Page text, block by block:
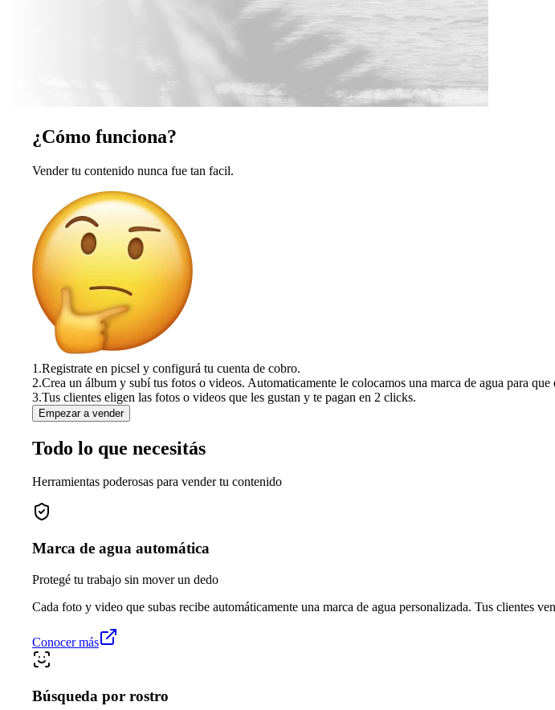
¿Cómo funciona?
Vender tu contenido nunca fue tan facil.
1.Registrate en picsel y configurá tu cuenta de cobro.
2.Crea un álbum y subí tus fotos o videos. Automaticamente le colocamos una marca de agua para
3.Tus clientes eligen las fotos o videos que les gustan y te pagan en 2 clicks.
Empezar a vender
Todo lo que necesitás
Herramientas poderosas para vender tu contenido
Marca de agua automática
Protegé tu trabajo sin mover un dedo
Cada foto y video que subas recibe automáticamente una marca de agua personalizada. Tus clientes
Conocer más
Búsqueda por rostro